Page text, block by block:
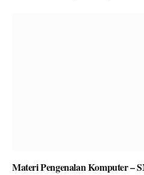
Materi Pengenalan Komputer –